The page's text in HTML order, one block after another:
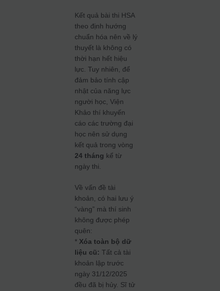
Kết quả bài thi HSA
theo định hướng
chuẩn hóa nên về lý
thuyết là không có
thời hạn hết hiệu
lực. Tuy nhiên, để
đảm bảo tính cập
nhật của năng lực
người học, Viện
Khảo thí khuyến
cáo các trường đại
học nên sử dụng
kết quả trong vòng
24 tháng kể từ
ngày thi.
Về vấn đề tài
khoản, có hai lưu ý
“vàng” mà thí sinh
không được phép
quên:
* Xóa toàn bộ dữ
liệu cũ: Tất cả tài
khoản lập trước
ngày 31/12/2025
đều đã bị hủy. Sĩ tử